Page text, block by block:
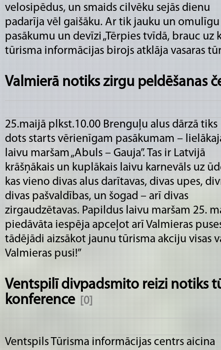
velosipēdus, un smaids cilvēku sejās dienu
padarīja vēl gaišāku. Ar tik jauku un omulīgu
pasākumu un devīzi „Tērpies tvīdā, brauc uz
tūrisma informācijas birojs atklāja vasaras
Valmierā notiks zirgu peldēšanas
25.maijā plkst.10.00 Brenguļu alus dārzā tiks
dots starts vērienīgam pasākumam –
laivu maršam „Abuls – Gauja”. Tas ir Latvijā
krāšņākais un kuplākais laivu karnevāls uz
kas vieno divas alus darītavas, divas upes,
divas pašvaldības, un šogad – arī divas
zirgaudzētavas. Papildus laivu maršam 25.
piedāvāta iespēja apceļot arī Valmieras
tādējādi aizsākot jaunu tūrisma akciju visas
Valmieras pusi!”
Ventspilī divpadsmito reizi notiks
konference
[0]
Ventspils Tūrisma informācijas centrs aicina